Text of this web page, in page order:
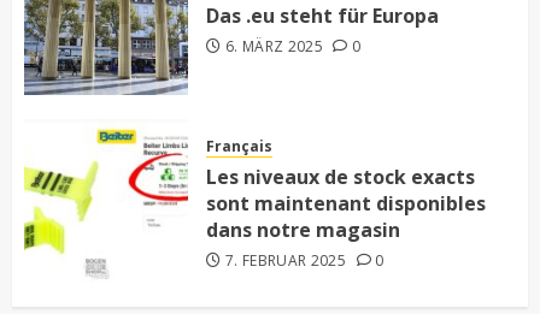
Das .eu steht für Europa
6. MÄRZ 2025 0
Français
Les niveaux de stock exacts
sont maintenant disponibles
dans notre magasin
7. FEBRUAR 2025 0